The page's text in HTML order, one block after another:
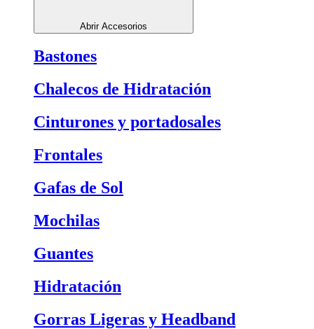
Abrir Accesorios
Bastones
Chalecos de Hidratación
Cinturones y portadosales
Frontales
Gafas de Sol
Mochilas
Guantes
Hidratación
Gorras Ligeras y Headband